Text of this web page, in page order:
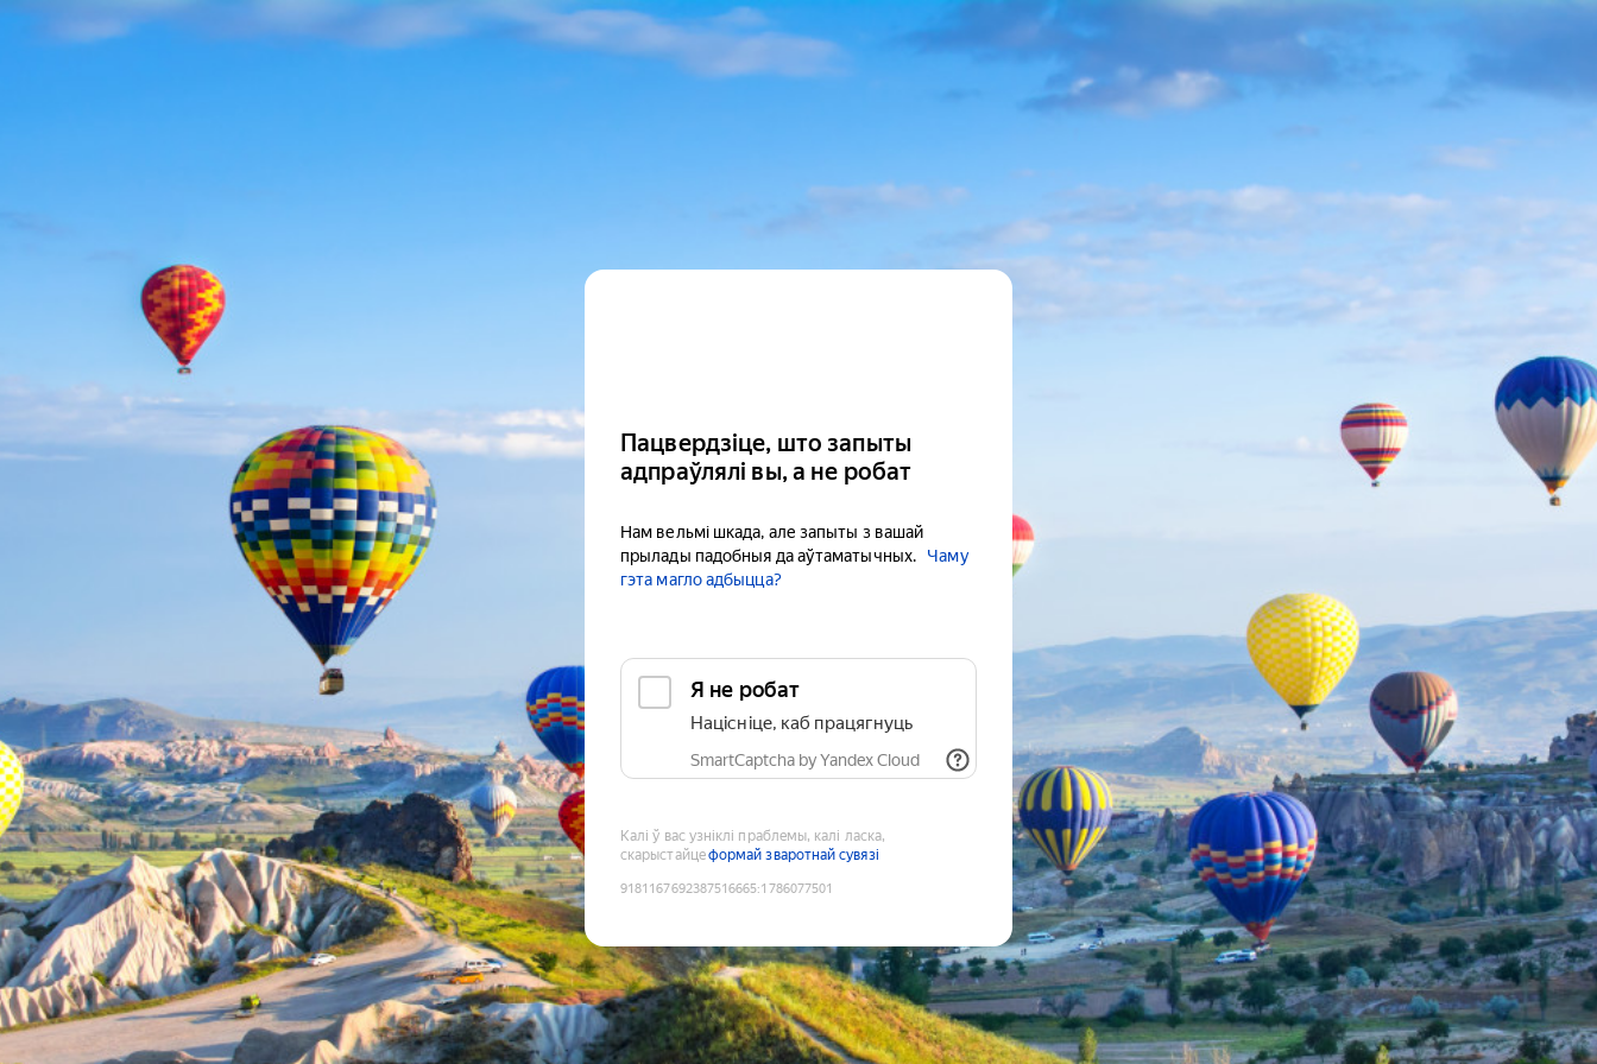
Пацвердзіце, што запыты
адпраўлялі вы, а не робат
Нам вельмі шкада, але запыты з вашай
прылады падобныя да аўтаматычных.
Чаму
гэта магло адбыцца?
Я не робат
Націсніце, каб працягнуць
SmartCaptcha by Yandex Cloud
Калі ў вас узніклі праблемы, калі ласка,
скарыстайцеформай зваротнай сувязі
9181167692387516665:1786077501